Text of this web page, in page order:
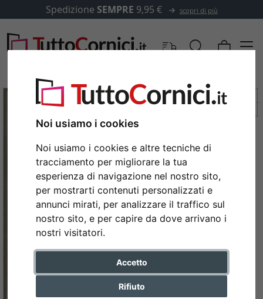
Noi usiamo i cookies
Noi usiamo i cookies e altre tecniche di
tracciamento per migliorare la tua
esperienza di navigazione nel nostro sito,
per mostrarti contenuti personalizzati e
annunci mirati, per analizzare il traffico sul
nostro sito, e per capire da dove arrivano i
nostri visitatori.
Accetto
Rifiuto
Spedizione SEMPRE 9,95 € scopri di più
Indietro